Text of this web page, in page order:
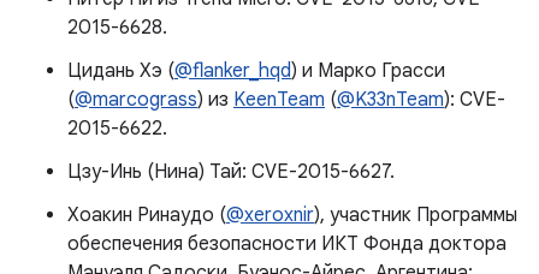
2015-6628.
Цидань Хэ (@flanker_hqd) и Марко Грасси
(@marcograss) из KeenTeam (@K33nTeam): CVE-
2015-6622.
Цзу-Инь (Нина) Тай: CVE-2015-6627.
Хоакин Ринаудо (@xeroxnir), участник Программы
обеспечения безопасности ИКТ Фонда доктора